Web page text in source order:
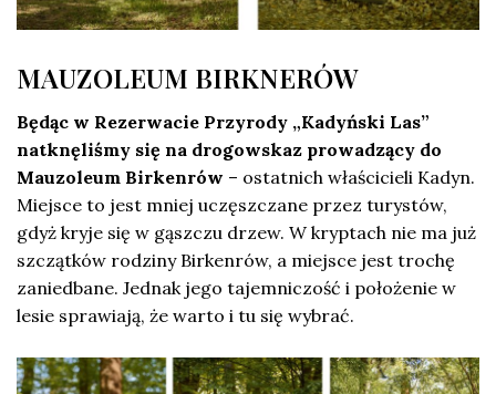
MAUZOLEUM BIRKNERÓW
Będąc w Rezerwacie Przyrody „Kadyński Las”
natknęliśmy się na drogowskaz prowadzący do
Mauzoleum Birkenrów – ostatnich właścicieli Kadyn.
Miejsce to jest mniej uczęszczane przez turystów,
gdyż kryje się w gąszczu drzew. W kryptach nie ma już
szczątków rodziny Birkenrów, a miejsce jest trochę
zaniedbane. Jednak jego tajemniczość i położenie w
lesie sprawiają, że warto i tu się wybrać.